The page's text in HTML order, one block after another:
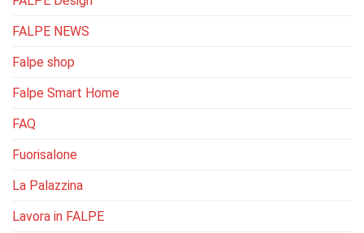
FALPE NEWS
Falpe shop
Falpe Smart Home
FAQ
Fuorisalone
La Palazzina
Lavora in FALPE